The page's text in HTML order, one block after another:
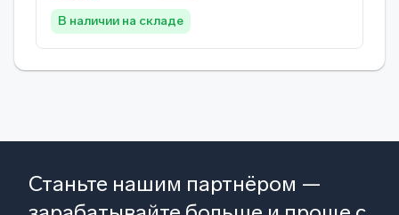
В наличии на складе
Станьте нашим партнёром —